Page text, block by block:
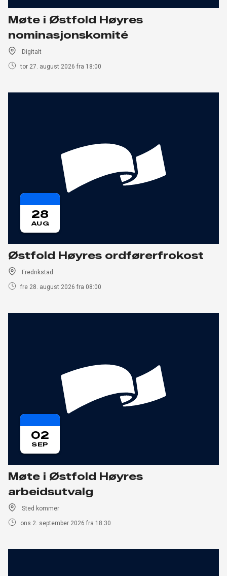
Møte i Østfold Høyres
nominasjonskomité
Digitalt
tor 27. august 2026 fra 18:00
28
AUG
Østfold Høyres ordførerfrokost
Fredrikstad
fre 28. august 2026 fra 08:00
02
SEP
Møte i Østfold Høyres
arbeidsutvalg
Sted kommer
ons 2. september 2026 fra 18:30